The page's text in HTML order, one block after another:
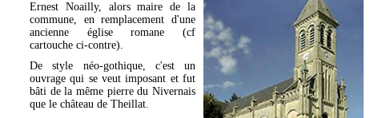
Ernest Noailly, alors maire de la
commune, en remplacement d'une
ancienne église romane (cf
cartouche ci-contre).
De style néo-gothique, c'est un
ouvrage qui se veut imposant et fut
bâti de la même pierre du Nivernais
que le château de Theillat.